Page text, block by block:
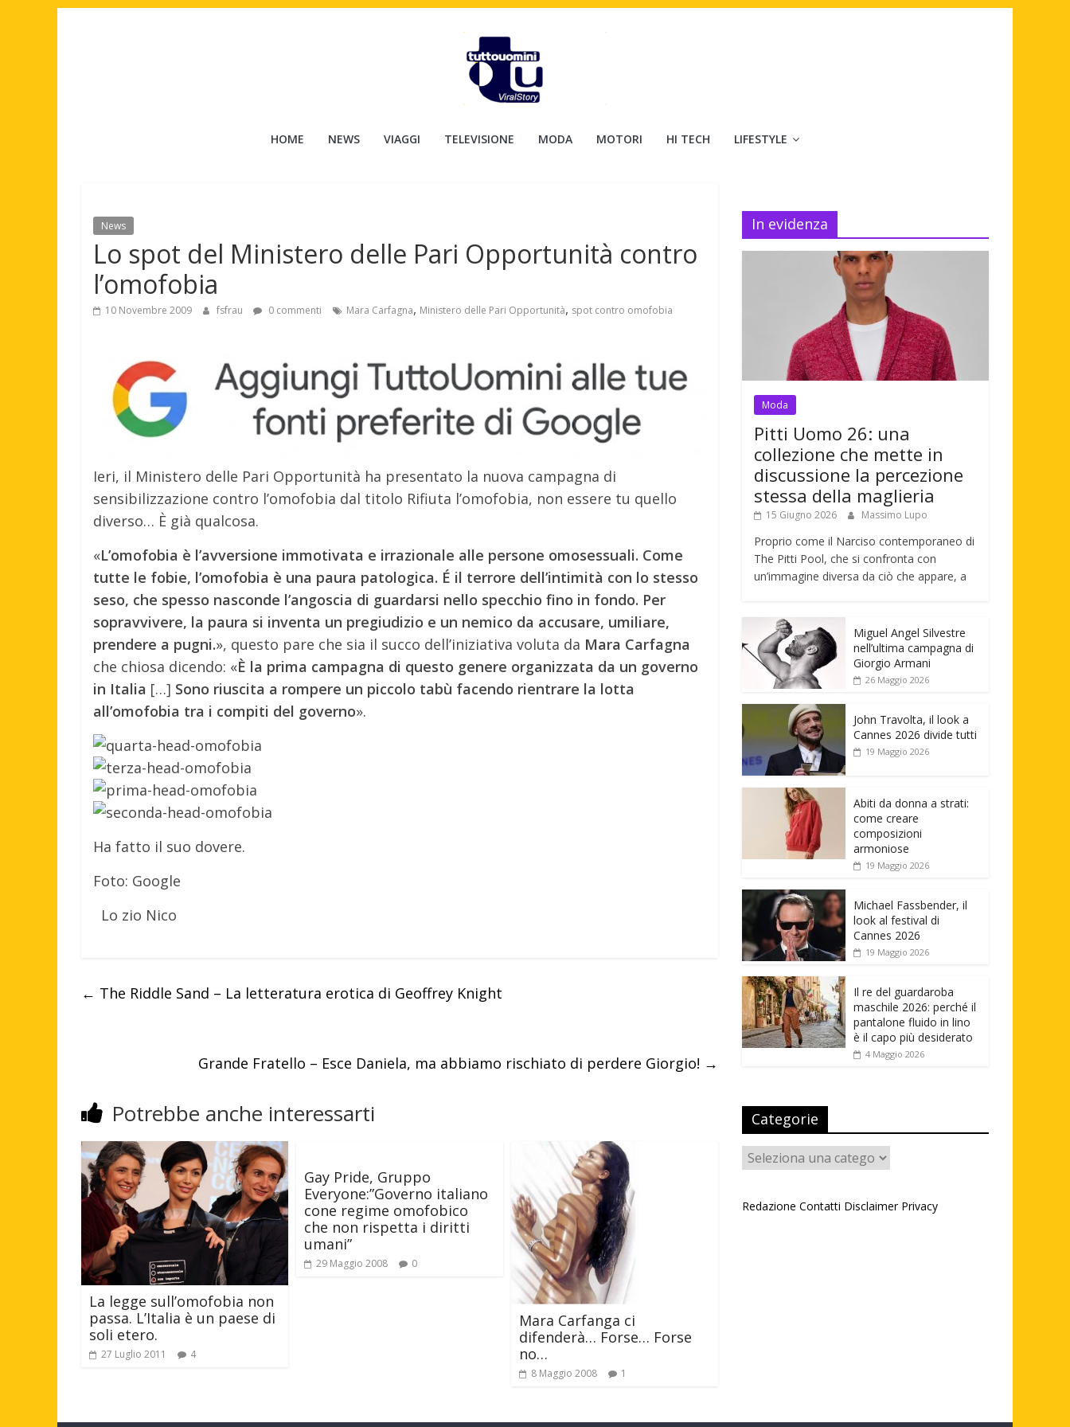
Tuttouomini
Motori,
gay
news
moda
HOME NEWS VIAGGI TELEVISIONE MODA MOTORI HI TECH LIFESTYLE
News
Lo spot del Ministero delle Pari Opportunità contro
l’omofobia
10 Novembre 2009 fsfrau 0 commenti Mara Carfagna, Ministero delle Pari Opportunità, spot contro omofobia
Ieri, il Ministero delle Pari Opportunità ha presentato la nuova campagna di
sensibilizzazione contro l’omofobia dal titolo Rifiuta l’omofobia, non essere tu quello
diverso… È già qualcosa.
«L’omofobia è l’avversione immotivata e irrazionale alle persone omosessuali. Come
tutte le fobie, l’omofobia è una paura patologica. É il terrore dell’intimità con lo stesso
seso, che spesso nasconde l’angoscia di guardarsi nello specchio fino in fondo. Per
sopravvivere, la paura si inventa un pregiudizio e un nemico da accusare, umiliare,
prendere a pugni.», questo pare che sia il succo dell’iniziativa voluta da Mara Carfagna
che chiosa dicendo: «È la prima campagna di questo genere organizzata da un governo
in Italia […] Sono riuscita a rompere un piccolo tabù facendo rientrare la lotta
all’omofobia tra i compiti del governo».
Ha fatto il suo dovere.
Foto: Google
Lo zio Nico
← The Riddle Sand – La letteratura erotica di Geoffrey Knight
Grande Fratello – Esce Daniela, ma abbiamo rischiato di perdere Giorgio! →
Potrebbe anche interessarti
La legge sull’omofobia non
passa. L’Italia è un paese di
soli etero.
27 Luglio 2011 4
Gay Pride, Gruppo
Everyone:”Governo italiano
cone regime omofobico
che non rispetta i diritti
umani”
29 Maggio 2008 0
Mara Carfanga ci
difenderà… Forse… Forse
no…
8 Maggio 2008 1
In evidenza
Moda
Pitti Uomo 26: una
collezione che mette in
discussione la percezione
stessa della maglieria
15 Giugno 2026 Massimo Lupo
Proprio come il Narciso contemporaneo di
The Pitti Pool, che si confronta con
un’immagine diversa da ciò che appare, a
Miguel Angel Silvestre
nell’ultima campagna di
Giorgio Armani
26 Maggio 2026
John Travolta, il look a
Cannes 2026 divide tutti
19 Maggio 2026
Abiti da donna a strati:
come creare
composizioni
armoniose
19 Maggio 2026
Michael Fassbender, il
look al festival di
Cannes 2026
19 Maggio 2026
Il re del guardaroba
maschile 2026: perché il
pantalone fluido in lino
è il capo più desiderato
4 Maggio 2026
Categorie
Categorie
Redazione Contatti Disclaimer Privacy